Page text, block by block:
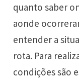
quanto saber
aonde
entender a
rota. Para
condições são